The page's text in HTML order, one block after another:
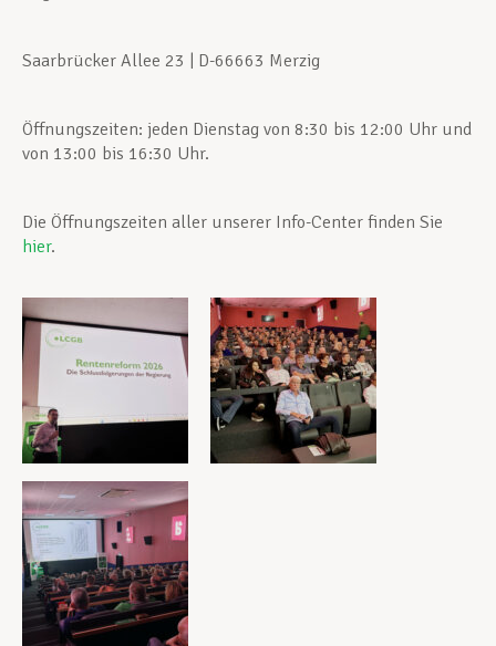
Saarbrücker Allee 23 | D-66663 Merzig
Öffnungszeiten: jeden Dienstag von 8:30 bis 12:00 Uhr und
von 13:00 bis 16:30 Uhr.
Die Öffnungszeiten aller unserer Info-Center finden Sie
hier.